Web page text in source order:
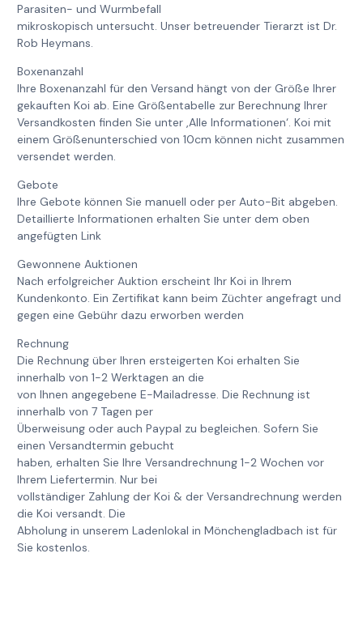
Parasiten- und Wurmbefall
mikroskopisch untersucht. Unser betreuender Tierarzt ist Dr.
Rob Heymans.
Boxenanzahl
Ihre Boxenanzahl für den Versand hängt von der Größe Ihrer
gekauften Koi ab. Eine Größentabelle zur Berechnung Ihrer
Versandkosten finden Sie unter ‚Alle Informationen‘. Koi mit
einem Größenunterschied von 10cm können nicht zusammen
versendet werden.
Gebote
Ihre Gebote können Sie manuell oder per Auto-Bit abgeben.
Detaillierte Informationen erhalten Sie unter dem oben
angefügten Link
Gewonnene Auktionen
Nach erfolgreicher Auktion erscheint Ihr Koi in Ihrem
Kundenkonto. Ein Zertifikat kann beim Züchter angefragt und
gegen eine Gebühr dazu erworben werden
Rechnung
Die Rechnung über Ihren ersteigerten Koi erhalten Sie
innerhalb von 1-2 Werktagen an die
von Ihnen angegebene E-Mailadresse. Die Rechnung ist
innerhalb von 7 Tagen per
Überweisung oder auch Paypal zu begleichen. Sofern Sie
einen Versandtermin gebucht
haben, erhalten Sie Ihre Versandrechnung 1-2 Wochen vor
Ihrem Liefertermin. Nur bei
vollständiger Zahlung der Koi & der Versandrechnung werden
die Koi versandt. Die
Abholung in unserem Ladenlokal in Mönchengladbach ist für
Sie kostenlos.